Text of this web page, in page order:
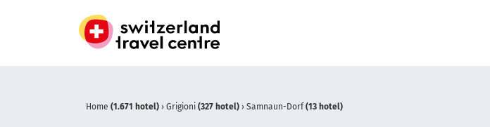
Home (1.671 hotel) › Grigioni (327 hotel) › Samnaun-Dorf (13 hotel)